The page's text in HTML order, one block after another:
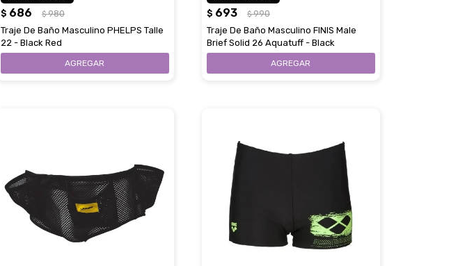
$ 686 $ 980
Traje De Baño Masculino PHELPS Talle
22 - Black Red
$ 693 $ 990
Traje De Baño Masculino FINIS Male
Brief Solid 26 Aquatuff - Black